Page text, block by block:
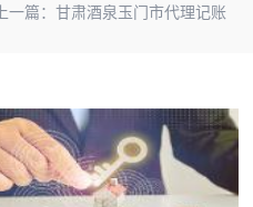
上一篇： 甘肃酒泉玉门市代理记账